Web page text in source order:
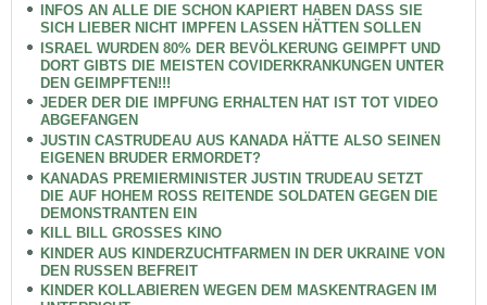
INFOS AN ALLE DIE SCHON KAPIERT HABEN DASS SIE
SICH LIEBER NICHT IMPFEN LASSEN HÄTTEN SOLLEN
ISRAEL WURDEN 80% DER BEVÖLKERUNG GEIMPFT UND
DORT GIBTS DIE MEISTEN COVIDERKRANKUNGEN UNTER
DEN GEIMPFTEN!!!
JEDER DER DIE IMPFUNG ERHALTEN HAT IST TOT VIDEO
ABGEFANGEN
JUSTIN CASTRUDEAU AUS KANADA HÄTTE ALSO SEINEN
EIGENEN BRUDER ERMORDET?
KANADAS PREMIERMINISTER JUSTIN TRUDEAU SETZT
DIE AUF HOHEM ROSS REITENDE SOLDATEN GEGEN DIE
DEMONSTRANTEN EIN
KILL BILL GROSSES KINO
KINDER AUS KINDERZUCHTFARMEN IN DER UKRAINE VON
DEN RUSSEN BEFREIT
KINDER KOLLABIEREN WEGEN DEM MASKENTRAGEN IM